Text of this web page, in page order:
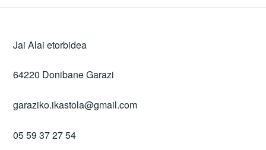
Jai Alai etorbidea
64220 Donibane Garazi
garaziko.ikastola@gmail.com
05 59 37 27 54